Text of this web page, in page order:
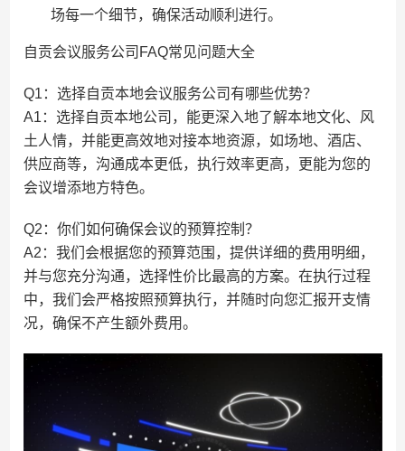
场每一个细节，确保活动顺利进行。
自贡会议服务公司FAQ常见问题大全
Q1：选择自贡本地会议服务公司有哪些优势？
A1：选择自贡本地公司，能更深入地了解本地文化、风
土人情，并能更高效地对接本地资源，如场地、酒店、
供应商等，沟通成本更低，执行效率更高，更能为您的
会议增添地方特色。
Q2：你们如何确保会议的预算控制？
A2：我们会根据您的预算范围，提供详细的费用明细，
并与您充分沟通，选择性价比最高的方案。在执行过程
中，我们会严格按照预算执行，并随时向您汇报开支情
况，确保不产生额外费用。